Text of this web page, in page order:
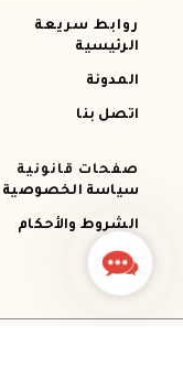
روابط سريعة
الرئيسية
المدونة
اتصل بنا
صفحات قانونية
سياسة الخصوصية
الشروط والأحكام
Contact
Us